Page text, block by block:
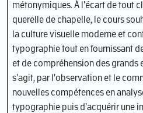
métonymiques. À l'écart de tout
querelle de chapelle, le cours
la culture visuelle moderne et
typographie tout en fournissant
et de compréhension des grands
s'agit, par l'observation et le
nouvelles compétences en
typographie puis d'acquérir une